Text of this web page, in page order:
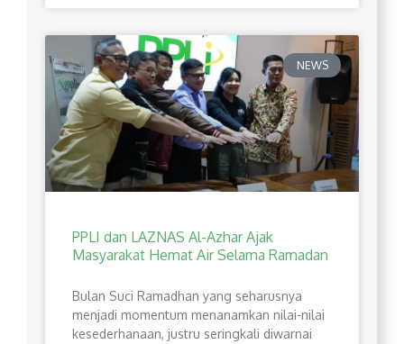
NEWS
PPLI dan LAZNAS Al-Azhar Ajak
Masyarakat Hemat Air Selama Ramadan
Bulan Suci Ramadhan yang seharusnya
menjadi momentum menanamkan nilai-nilai
kesederhanaan, justru seringkali diwarnai